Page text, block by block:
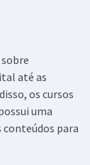
até as
os cursos
uma
para